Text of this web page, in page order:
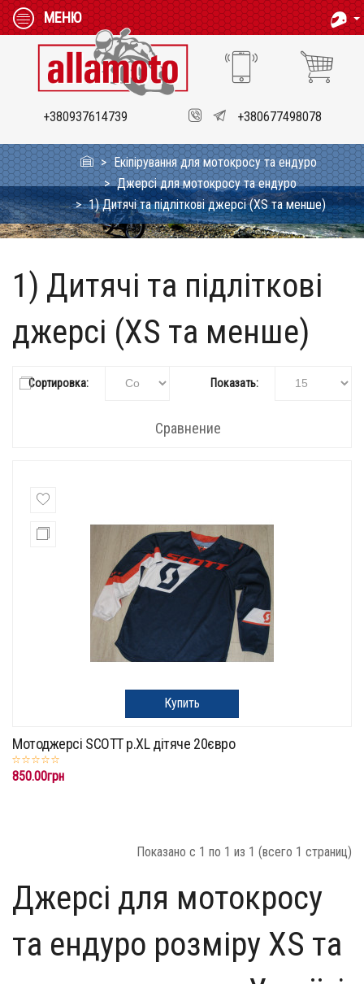
МЕНЮ
+380937614739 +380677498078
Екіпірування для мотокросу та ендуро
Джерсі для мотокросу та ендуро
1) Дитячі та підліткові джерсі (XS та менше)
1) Дитячі та підліткові
джерсі (XS та менше)
Сортировка: Показать:
Сравнение
Купить
Мотоджерсі SCOTT p.XL дітяче 20євро
850.00грн
Показано с 1 по 1 из 1 (всего 1 страниц)
Джерсі для мотокросу
та ендуро розміру XS та